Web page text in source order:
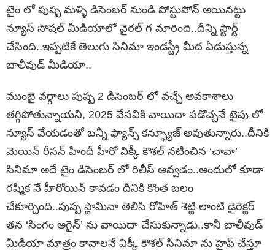
టైం లో పుష్ప మళ్ళి డిసెంబర్ నుండి పోస్టుపోన్ అయినట్టు
న్యూస్ సోషల్ మీడియాలో వైరల్ గ మారింది..దీన్ని స్టార్ట్
చేసింది..ఇప్పటికే తెలుగు సినిమా ఇండస్ట్రీ మీద ఏడుస్తున్న
బాలీవుడ్ మీడియా..
ముంబై వర్గాలు పుష్ప 2 డిసెంబర్ లో వచ్చే అవకాశాలు
తగ్గిపోతున్నాయని, 2025 వేసవికి వాయిదా పడొచ్చనే టైపు లో
న్యూస్ వేయడంతో బన్నీ ఫ్యాన్స్ కన్ఫ్యూజ్ అవుతున్నారు..దీనికి
మెయిన్ రీసన్ హిందీ హీరో విక్కీ కౌశల్ నటించిన ‘చావా’
సినిమా అదే టైం డిసెంబర్ లో రిలీస్ అవ్వడం..అందులో కూడా
రష్మిక నే హీరోయిన్ కావడం దీనికి కొంత బలం
చేకూర్చింది..పుష్ప స్టామినా తెలిసి రోహిత్ శెట్టి లాంటి డైరెక్టర్
తన ‘సింగం అగైన్’ ను వాయిదా చేసుకున్నాడు..కానీ బాలీవుడ్
మీడియా మాత్రం కావాలనే విక్కీ కౌశల్ సినిమా ను హైప్ చేస్తూ